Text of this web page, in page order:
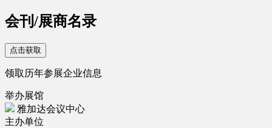
会刊/展商名录
点击获取
领取历年参展企业信息
举办展馆
雅加达会议中心
主办单位